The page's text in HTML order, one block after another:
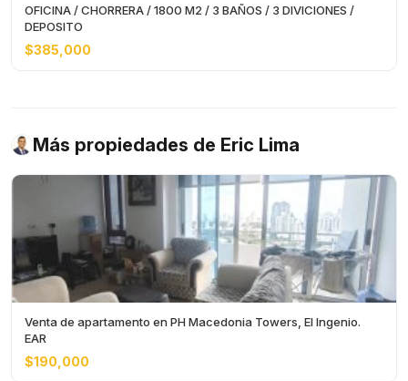
OFICINA / CHORRERA / 1800 M2 / 3 BAÑOS / 3 DIVICIONES /
DEPOSITO
$385,000
Más propiedades de Eric Lima
Venta de apartamento en PH Macedonia Towers, El Ingenio.
EAR
$190,000